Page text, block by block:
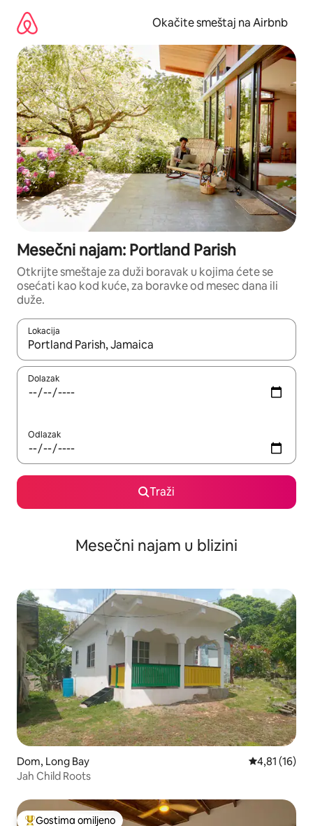
sadržaj
Okačite smeštaj na Airbnb
Mesečni najam: Portland Parish
Otkrijte smeštaje za duži boravak u kojima ćete se
osećati kao kod kuće, za boravke od mesec dana ili
duže.
Lokacija
Kad su rezultati dostupni, možete da se krećete kroz njih
Dolazak
Odlazak
Traži
Mesečni najam u blizini
Dom, Long Bay Prosečna
4,81 (16)
Jah Child Roots
Gostima omiljeno